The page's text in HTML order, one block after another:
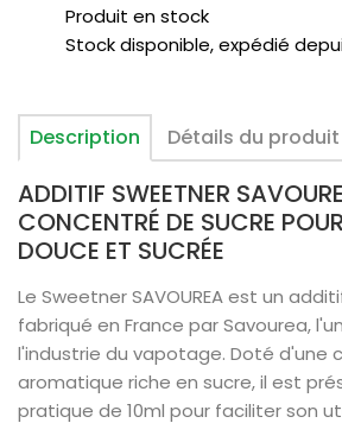
Produit en stock
Stock disponible, expédié
Description Détails du produit
ADDITIF SWEETNER
CONCENTRÉ DE SUCRE
DOUCE ET SUCRÉE
Le Sweetner SAVOUREA est un
fabriqué en France par Savourea,
l'industrie du vapotage. Doté d'une
aromatique riche en sucre, il est
pratique de 10ml pour faciliter son